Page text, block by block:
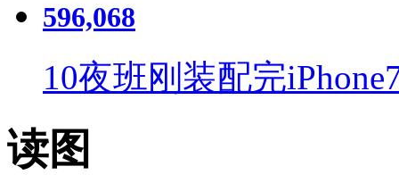
596,068
10夜班刚装配完
读图